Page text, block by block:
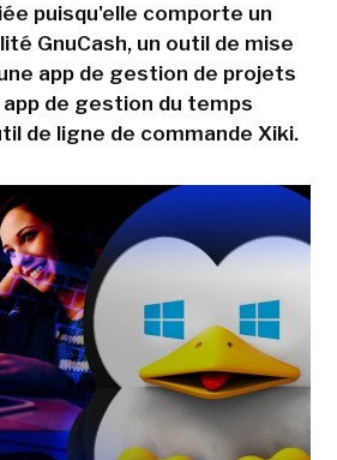
puisqu'elle comporte un
GnuCash, un outil de mise
app de gestion de projets
de gestion du temps
de ligne de commande Xiki.